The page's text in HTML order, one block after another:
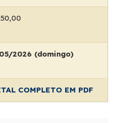
2026 (domingo)
COMPLETO EM PDF